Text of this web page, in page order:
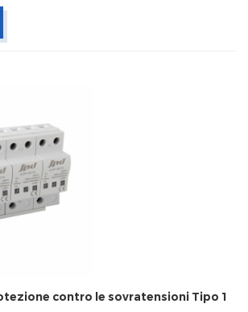
contro le sovratensioni Tipo 1